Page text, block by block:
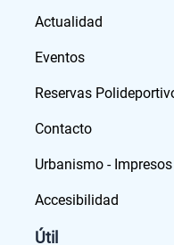
Actualidad
Eventos
Reservas
Contacto
Urbanismo -
Accesibilidad
Útil